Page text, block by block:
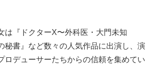
は『ドクターX〜外科医・大門未知
秘書』など数々の人気作品に出演し、演
ロデューサーたちからの信頼を集めてい